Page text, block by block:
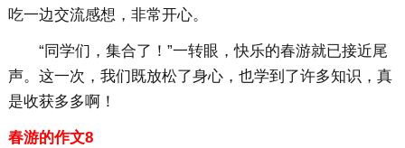
吃一边交流感想，非常开心。
“同学们，集合了！”一转眼，快乐的春游就已接近尾
声。这一次，我们既放松了身心，也学到了许多知识，真
是收获多多啊！
春游的作文8